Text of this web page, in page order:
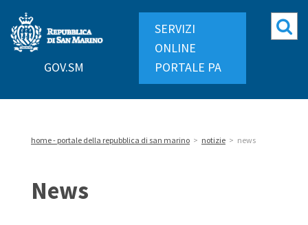
Repubblica
di
GOV.SM
SERVIZI
ONLINE
PORTALE PA
home - portale della repubblica di san marino > notizie > news
News